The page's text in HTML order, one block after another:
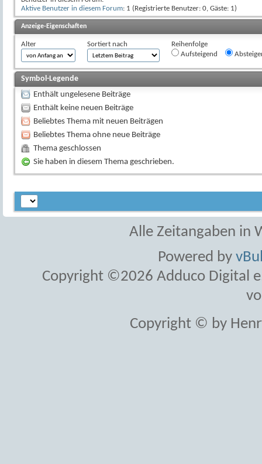
Aktive Benutzer in diesem Forum: 1 (Registrierte Benutzer: 0, Gäste: 1)
Anzeige-Eigenschaften
Alter Sortiert nach
Reihenfolge
Aufsteigend
Symbol-Legende
Enthält ungelesene Beiträge
Enthält keine neuen Beiträge
Beliebtes Thema mit neuen Beiträgen
Beliebtes Thema ohne neue Beiträge
Thema geschlossen
Sie haben in diesem Thema geschrieben.
Alle Zeitangaben in
Powered by
Copyright ©2026 Adduco Digital
Copyright © by